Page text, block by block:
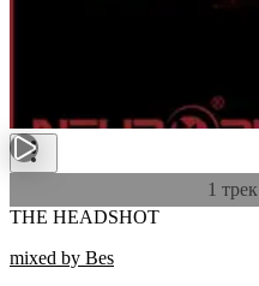
1 трек
THE HEADSHOT
mixed by Bes